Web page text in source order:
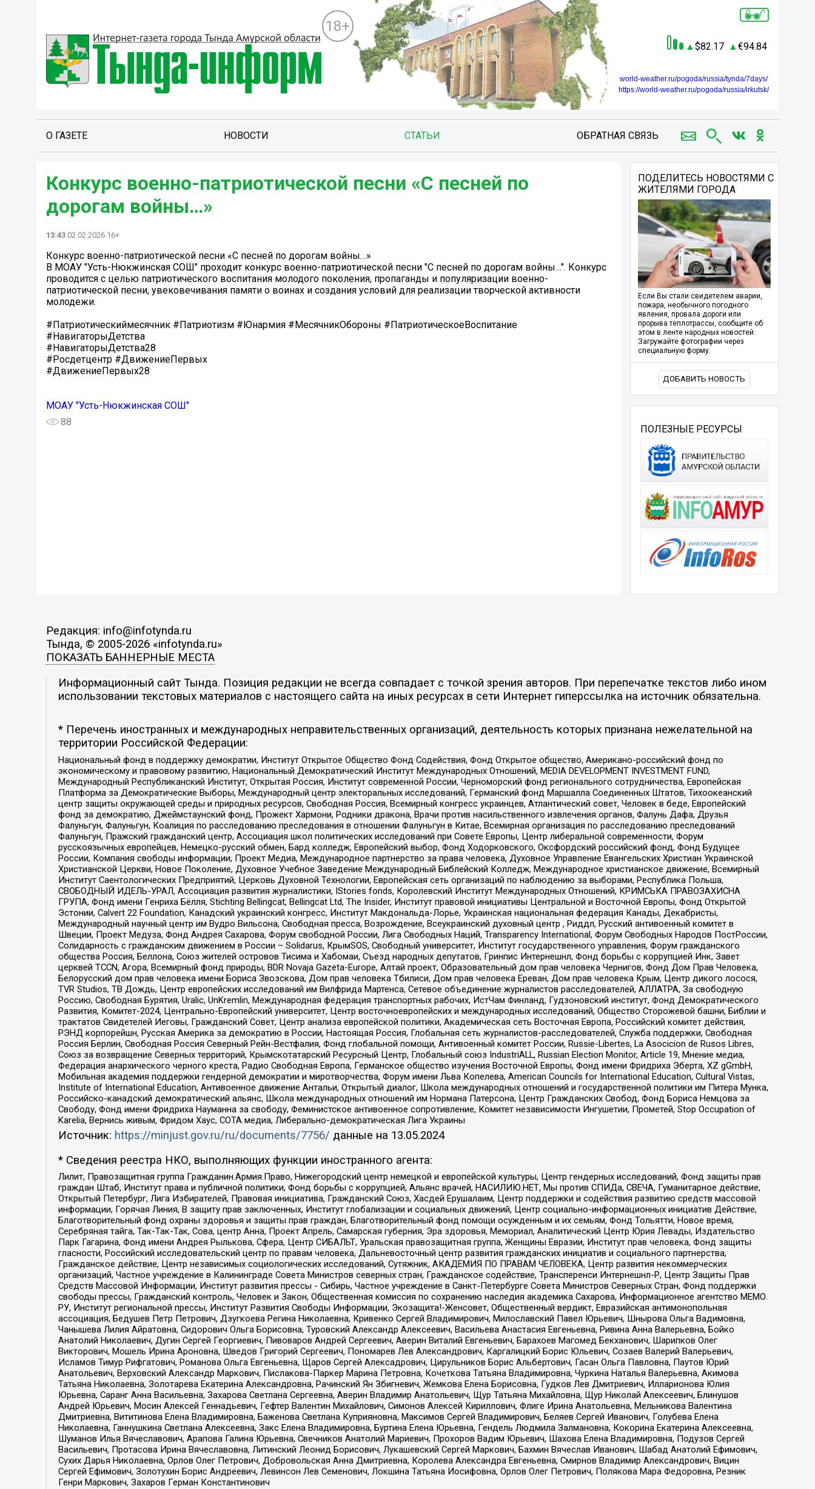
18+
82.17 94.84
world-weather.ru/pogoda/russia/tynda/7days/
https://world-weather.ru/pogoda/russia/irkutsk/
О ГАЗЕТЕ НОВОСТИ СТАТЬИ ОБРАТНАЯ СВЯЗЬ
Конкурс военно-патриотической песни «С песней по
дорогам войны…»
13:43 02.02.2026 16+
Конкурс военно-патриотической песни «С песней по дорогам войны…»
В МОАУ "Усть-Нюкжинская СОШ" проходит конкурс военно-патриотической песни "С песней по дорогам войны…". Конкурс
проводится с целью патриотического воспитания молодого поколения, пропаганды и популяризации военно-
патриотической песни, увековечивания памяти о воинах и создания условий для реализации творческой активности
молодежи.
#Патриотическиймесячник #Патриотизм #Юнармия #МесячникОбороны #ПатриотическоеВоспитание
#НавигаторыДетства
#НавигаторыДетства28
#Росдетцентр #ДвижениеПервых
#ДвижениеПервых28
МОАУ "Усть-Нюкжинская СОШ"
88
ПОДЕЛИТЕСЬ НОВОСТЯМИ С
ЖИТЕЛЯМИ ГОРОДА
Если Вы стали свидетелем аварии,
пожара, необычного погодного
явления, провала дороги или
прорыва теплотрассы, сообщите об
этом в ленте народных новостей.
Загружайте фотографии через
специальную форму.
ДОБАВИТЬ НОВОСТЬ
ПОЛЕЗНЫЕ РЕСУРСЫ
Редакция: info@infotynda.ru
Тында, © 2005-2026 «infotynda.ru»
ПОКАЗАТЬ БАННЕРНЫЕ МЕСТА
Информационный сайт Тында. Позиция редакции не всегда совпадает с точкой зрения авторов. При перепечатке текстов либо ином
использовании текстовых материалов с настоящего сайта на иных ресурсах в сети Интернет гиперссылка на источник обязательна.
* Перечень иностранных и международных неправительственных организаций, деятельность которых признана нежелательной на
территории Российской Федерации:
Национальный фонд в поддержку демократии, Институт Открытое Общество Фонд Содействия, Фонд Открытое общество, Американо-российский фонд по
экономическому и правовому развитию, Национальный Демократический Институт Международных Отношений, MEDIA DEVELOPMENT INVESTMENT FUND,
Международный Республиканский Институт, Открытая Россия, Институт современной России, Черноморский фонд регионального сотрудничества, Европейская
Платформа за Демократические Выборы, Международный центр электоральных исследований, Германский фонд Маршалла Соединенных Штатов, Тихоокеанский
центр защиты окружающей среды и природных ресурсов, Свободная Россия, Всемирный конгресс украинцев, Атлантический совет, Человек в беде, Европейский
фонд за демократию, Джеймстаунский фонд, Прожект Хармони, Родники дракона, Врачи против насильственного извлечения органов, Фалунь Дафа, Друзья
Фалуньгун, Фалуньгун, Коалиция по расследованию преследования в отношении Фалуньгун в Китае, Всемирная организация по расследованию преследований
Фалуньгун, Пражский гражданский центр, Ассоциация школ политических исследований при Совете Европы, Центр либеральной современности, Форум
русскоязычных европейцев, Немецко-русский обмен, Бард колледж, Европейский выбор, Фонд Ходорковского, Оксфордский российский фонд, Фонд Будущее
России, Компания свободы информации, Проект Медиа, Международное партнерство за права человека, Духовное Управление Евангельских Христиан Украинской
Христианской Церкви, Новое Поколение, Духовное Учебное Заведение Международный Библейский Колледж, Международное христианское движение, Всемирный
Институт Саентологических Предприятий, Церковь Духовной Технологии, Европейская сеть организаций по наблюдению за выборами, Республика Польша,
СВОБОДНЫЙ ИДЕЛЬ-УРАЛ, Ассоциация развития журналистики, IStories fonds, Королевский Институт Международных Отношений, КРИМСЬКА ПРАВОЗАХИСНА
ГРУПА, Фонд имени Генриха Бёлля, Stichting Bellingcat, Bellingcat Ltd, The Insider, Институт правовой инициативы Центральной и Восточной Европы, Фонд Открытой
Эстонии, Calvert 22 Foundation, Канадский украинский конгресс, Институт Макдональда-Лорье, Украинская национальная федерация Канады, Декабристы,
Международный научный центр им Вудро Вильсона, Свободная пресса, Возрождение, Всеукраинский духовный центр , Риддл, Русский антивоенный комитет в
Швеции, Проект Медуза, Фонд Андрея Сахарова, Форум свободной России, Лига Свободных Наций, Transparеncy International, Форум Свободных Народов ПостРоссии,
Солидарность с гражданским движением в России – Solidarus, КрымSOS, Свободный университет, Институт государственного управления, Форум гражданского
общества Россия, Беллона, Союз жителей островов Тисима и Хабомаи, Съезд народных депутатов, Гринпис Интернешнл, Фонд борьбы с коррупцией Инк, Завет
церквей TCCN, Агора, Всемирный фонд природы, BDR Novaja Gazeta-Europe, Алтай проект, Образовательный дом прав человека Чернигов, Фонд Дом Прав Человека,
Белорусский дом прав человека имени Бориса Звозскова, Дом прав человека Тбилиси, Дом прав человека Ереван, Дом прав человека Крым, Центр дикого лосося,
TVR Studios, ТВ Дождь, Центр европейских исследований им Вилфрида Мартенса, Сетевое объединение журналистов расследователей, АЛЛАТРА, За свободную
Россию, Свободная Бурятия, Uralic, UnKremlin, Международная федерация транспортных рабочих, ИстЧам Финланд, Гудзоновский институт, Фонд Демократического
Развития, Комитет-2024, Центрально-Европейский университет, Центр восточноевропейских и международных исследований, Общество Сторожевой башни, Библии и
трактатов Свидетелей Иеговы, Гражданский Совет, Центр анализа европейской политики, Академическая сеть Восточная Европа, Российский комитет действия,
РЭНД корпорейшн, Русская Америка за демократию в России, Настоящая Россия, Глобальная сеть журналистов-расследователей, Служба поддержки, Свободная
Россия Берлин, Свободная Россия Северный Рейн-Вестфалия, Фонд глобальной помощи, Антивоенный комитет России, Russie-Libertes, La Asocicion de Rusos Libres,
Союз за возвращение Северных территорий, Крымскотатарский Ресурсный Центр, Глобальный союз IndustriALL, Russian Election Monitor, Article 19, Мнение медиа,
Федерация анархического черного креста, Радио Свободная Европа, Германское общество изучения Восточной Европы, Фонд имени Фридриха Эберта, XZ gGmbH,
Мобильная академия поддержки гендерной демократии и миротворчества, Форум имени Льва Копелева, American Councils for International Education, Cultural Vistas,
Institute of International Education, Антивоенное движение Антальи, Открытый диалог, Школа международных отношений и государственной политики им Питера Мунка,
Российско-канадский демократический альянс, Школа международных отношений им Нормана Патерсона, Центр Гражданских Свобод, Фонд Бориса Немцова за
Свободу, Фонд имени Фридриха Науманна за свободу, Феминистское антивоенное сопротивление, Комитет независимости Ингушетии, Прометей, Stop Occupation of
Karelia, Вернись живым, Фридом Хаус, СОТА медиа, Либерально-демократическая Лига Украины
Источник: https://minjust.gov.ru/ru/documents/7756/ данные на 13.05.2024
* Сведения реестра НКО, выполняющих функции иностранного агента:
Лилит, Правозащитная группа Гражданин.Армия.Право, Нижегородский центр немецкой и европейской культуры, Центр гендерных исследований, Фонд защиты прав
граждан Штаб, Институт права и публичной политики, Фонд борьбы с коррупцией, Альянс врачей, НАСИЛИЮ.НЕТ, Мы против СПИДа, СВЕЧА, Гуманитарное действие,
Открытый Петербург, Лига Избирателей, Правовая инициатива, Гражданский Союз, Хасдей Ерушалаим, Центр поддержки и содействия развитию средств массовой
информации, Горячая Линия, В защиту прав заключенных, Институт глобализации и социальных движений, Центр социально-информационных инициатив Действие,
Благотворительный фонд охраны здоровья и защиты прав граждан, Благотворительный фонд помощи осужденным и их семьям, Фонд Тольятти, Новое время,
Серебряная тайга, Так-Так-Так, Сова, центр Анна, Проект Апрель, Самарская губерния, Эра здоровья, Мемориал, Аналитический Центр Юрия Левады, Издательство
Парк Гагарина, Фонд имени Андрея Рылькова, Сфера, Центр СИБАЛЬТ, Уральская правозащитная группа, Женщины Евразии, Институт прав человека, Фонд защиты
гласности, Российский исследовательский центр по правам человека, Дальневосточный центр развития гражданских инициатив и социального партнерства,
Гражданское действие, Центр независимых социологических исследований, Сутяжник, АКАДЕМИЯ ПО ПРАВАМ ЧЕЛОВЕКА, Центр развития некоммерческих
организаций, Частное учреждение в Калининграде Совета Министров северных стран, Гражданское содействие, Трансперенси Интернешнл-Р, Центр Защиты Прав
Средств Массовой Информации, Институт развития прессы - Сибирь, Частное учреждение в Санкт-Петербурге Совета Министров Северных Стран, Фонд поддержки
свободы прессы, Гражданский контроль, Человек и Закон, Общественная комиссия по сохранению наследия академика Сахарова, Информационное агентство МЕМО.
РУ, Институт региональной прессы, Институт Развития Свободы Информации, Экозащита!-Женсовет, Общественный вердикт, Евразийская антимонопольная
ассоциация, Бедушев Петр Петрович, Дзугкоева Регина Николаевна, Кривенко Сергей Владимирович, Милославский Павел Юрьевич, Шнырова Ольга Вадимовна,
Чанышева Лилия Айратовна, Сидорович Ольга Борисовна, Туровский Александр Алексеевич, Васильева Анастасия Евгеньевна, Ривина Анна Валерьевна, Бойко
Анатолий Николаевич, Дугин Сергей Георгиевич, Пивоваров Андрей Сергеевич, Аверин Виталий Евгеньевич, Барахоев Магомед Бекханович, Шарипков Олег
Викторович, Мошель Ирина Ароновна, Шведов Григорий Сергеевич, Пономарев Лев Александрович, Каргалицкий Борис Юльевич, Созаев Валерий Валерьевич,
Исламов Тимур Рифгатович, Романова Ольга Евгеньевна, Щаров Сергей Алексадрович, Цирульников Борис Альбертович, Гасан Ольга Павловна, Паутов Юрий
Анатольевич, Верховский Александр Маркович, Пислакова-Паркер Марина Петровна, Кочеткова Татьяна Владимировна, Чуркина Наталья Валерьевна, Акимова
Татьяна Николаевна, Золотарева Екатерина Александровна, Рачинский Ян Збигневич, Жемкова Елена Борисовна, Гудков Лев Дмитриевич, Илларионова Юлия
Юрьевна, Саранг Анна Васильевна, Захарова Светлана Сергеевна, Аверин Владимир Анатольевич, Щур Татьяна Михайловна, Щур Николай Алексеевич, Блинушов
Андрей Юрьевич, Мосин Алексей Геннадьевич, Гефтер Валентин Михайлович, Симонов Алексей Кириллович, Флиге Ирина Анатольевна, Мельникова Валентина
Дмитриевна, Вититинова Елена Владимировна, Баженова Светлана Куприяновна, Максимов Сергей Владимирович, Беляев Сергей Иванович, Голубева Елена
Николаевна, Ганнушкина Светлана Алексеевна, Закс Елена Владимировна, Буртина Елена Юрьевна, Гендель Людмила Залмановна, Кокорина Екатерина Алексеевна,
Шуманов Илья Вячеславович, Арапова Галина Юрьевна, Свечников Анатолий Мариевич, Прохоров Вадим Юрьевич, Шахова Елена Владимировна, Подузов Сергей
Васильевич, Протасова Ирина Вячеславовна, Литинский Леонид Борисович, Лукашевский Сергей Маркович, Бахмин Вячеслав Иванович, Шабад Анатолий Ефимович,
Сухих Дарья Николаевна, Орлов Олег Петрович, Добровольская Анна Дмитриевна, Королева Александра Евгеньевна, Смирнов Владимир Александрович, Вицин
Сергей Ефимович, Золотухин Борис Андреевич, Левинсон Лев Семенович, Локшина Татьяна Иосифовна, Орлов Олег Петрович, Полякова Мара Федоровна, Резник
Генри Маркович, Захаров Герман Константинович